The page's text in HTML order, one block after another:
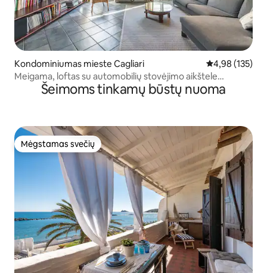
Kondominiumas mieste Cagliari Vidutinis
4,98 (135)
Meigama, loftas su automobilių stovėjimo aikštele
istoriniame centre
Šeimoms tinkamų būstų nuoma
Mėgstamas svečių
Mėgstamas svečių